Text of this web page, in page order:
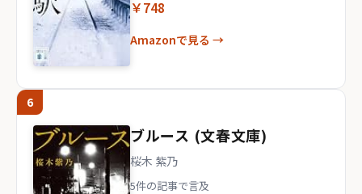
￥748
Amazonで見る →
6
ブルース (文春文庫)
桜木 紫乃
5件の記事で言及